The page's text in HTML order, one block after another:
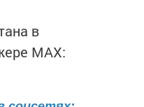
в
MАХ: